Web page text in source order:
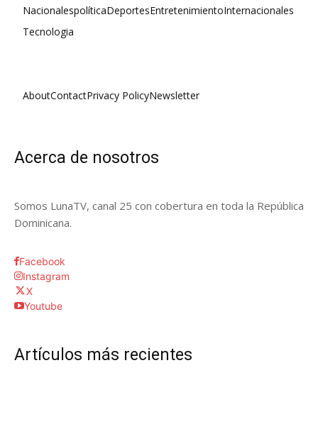
NacionalespolíticaDeportesEntretenimientoInternacionales
Tecnologia
AboutContactPrivacy PolicyNewsletter
Acerca de nosotros
Somos LunaTV, canal 25 con cobertura en toda la República
Dominicana.
Facebook
Instagram
X
Youtube
Artículos más recientes